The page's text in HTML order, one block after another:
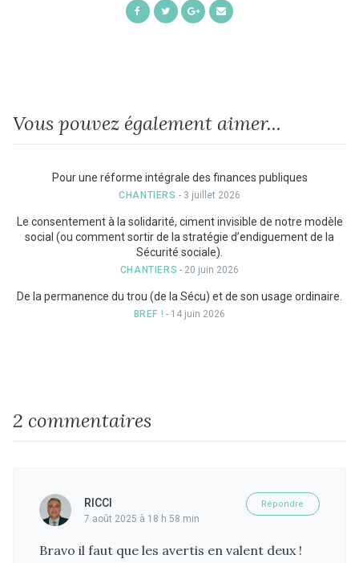
ShareShareShare
Vous pouvez également aimer...
Pour une réforme intégrale des finances publiques
CHANTIERS - 3 juillet 2026
Le consentement à la solidarité, ciment invisible de notre modèle
social (ou comment sortir de la stratégie d’endiguement de la
Sécurité sociale).
CHANTIERS - 20 juin 2026
De la permanence du trou (de la Sécu) et de son usage ordinaire.
BREF ! - 14 juin 2026
2 commentaires
RICCI
7 août 2025 à 18 h 58 min
Bravo il faut que les avertis en valent deux !
Répondre